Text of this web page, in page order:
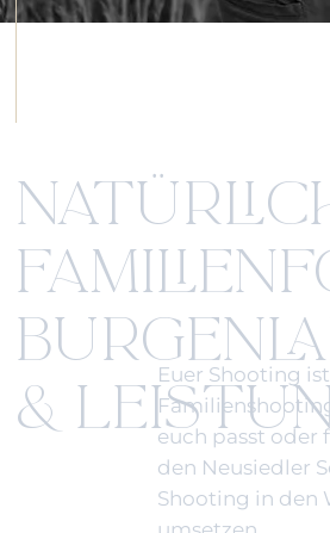
&
Euer Shooting
euch passt oder
den Neusiedler
Shooting in den